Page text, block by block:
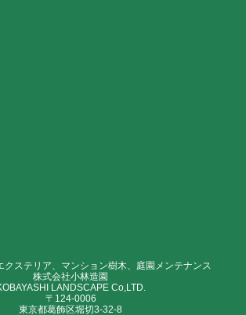
クステリア、マンション樹木、庭園メンテナンス
株式会社小林造園
LANDSCAPE Co,LTD.
〒124-0006
東京都葛飾区堀切3-32-8